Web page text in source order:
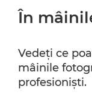
În
Vedeţi ce
mâinile
profesionişti.